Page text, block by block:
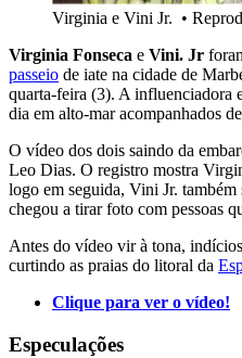
Virginia e Vini Jr. •
Virginia Fonseca e Vini. Jr
passeio de iate na cidade de
quarta-feira (3). A influenciadora
dia em alto-mar acompanhados
O vídeo dos dois saindo da
Leo Dias. O registro mostra
logo em seguida, Vini Jr.
chegou a tirar foto com pessoas
Antes do vídeo vir à tona,
curtindo as praias do litoral da
Clique para ver o vídeo!
Especulações